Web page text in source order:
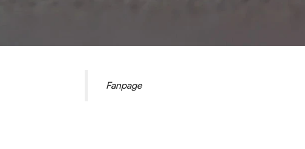
Fanpage